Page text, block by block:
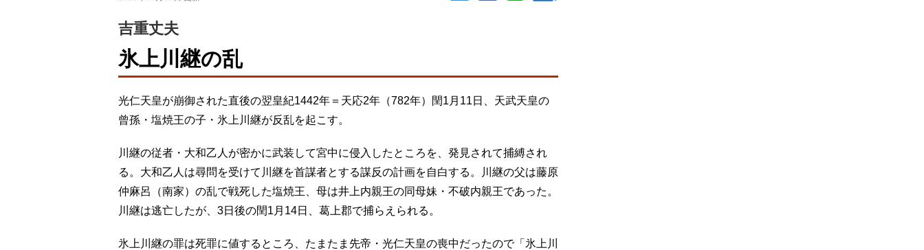
吉重丈夫
氷上川継の乱
光仁天皇が崩御された直後の翌皇紀1442年＝天応2年（782年）閏1月11日、天武天皇の
曾孫・塩焼王の子・氷上川継が反乱を起こす。
川継の従者・大和乙人が密かに武装して宮中に侵入したところを、発見されて捕縛され
る。大和乙人は尋問を受けて川継を首謀者とする謀反の計画を自白する。川継の父は藤原
仲麻呂（南家）の乱で戦死した塩焼王、母は井上内親王の同母妹・不破内親王であった。
川継は逃亡したが、3日後の閏1月14日、葛上郡で捕らえられる。
氷上川継の罪は死罪に値するところ、たまたま先帝・光仁天皇の喪中だったので「氷上川